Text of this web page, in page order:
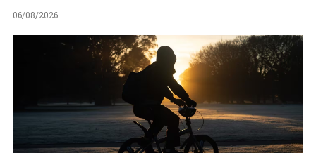
06/08/2026